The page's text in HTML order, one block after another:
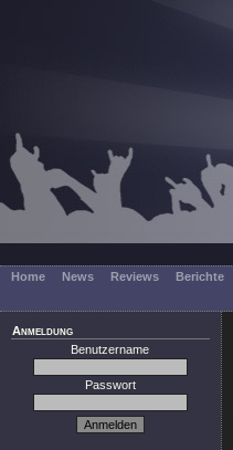
Home News Reviews Berichte
Anmeldung
Benutzername
Passwort